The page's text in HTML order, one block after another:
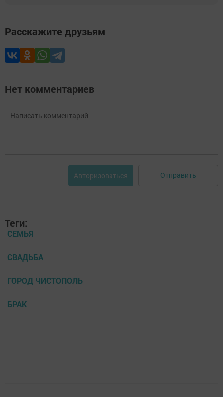
Расскажите друзьям
Нет комментариев
Авторизоваться Отправить
Теги:
СЕМЬЯ
СВАДЬБА
ГОРОД ЧИСТОПОЛЬ
БРАК